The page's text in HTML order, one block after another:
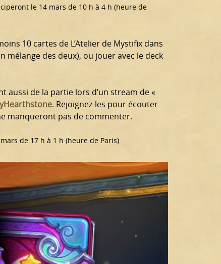
le 14 mars de 10 h à 4 h (heure de
10 cartes de L’Atelier de Mystifix dans
mélange des deux), ou jouer avec le deck
de la partie lors d’un stream de «
. Rejoignez-les pour écouter
manqueront pas de commenter.
de 17 h à 1 h (heure de Paris).